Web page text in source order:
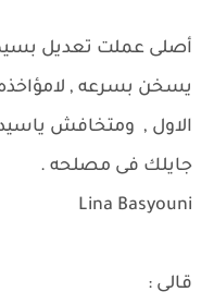
أصلى عملت تعديل
يسخن بسرعه ,
الاول , ومتخافش
جايلك فى مصلحه .
Lina Basyouni
قالى :